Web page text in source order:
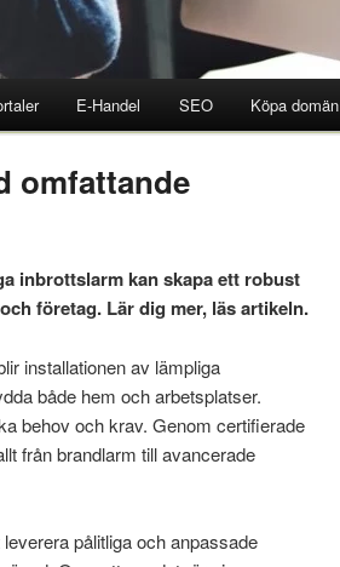
E-Handel SEO Köpa domän
omfattande
inbrottslarm kan skapa ett robust
företag. Lär dig mer, läs artikeln.
installationen av lämpliga
både hem och arbetsplatser.
behov och krav. Genom certifierade
från brandlarm till avancerade
pålitliga och anpassade